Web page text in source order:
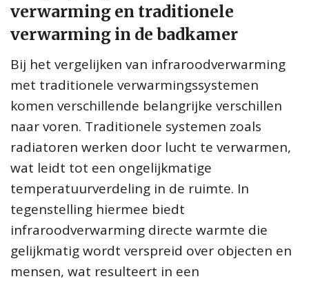
verwarming en traditionele
verwarming in de badkamer
Bij het vergelijken van infraroodverwarming
met traditionele verwarmingssystemen
komen verschillende belangrijke verschillen
naar voren. Traditionele systemen zoals
radiatoren werken door lucht te verwarmen,
wat leidt tot een ongelijkmatige
temperatuurverdeling in de ruimte. In
tegenstelling hiermee biedt
infraroodverwarming directe warmte die
gelijkmatig wordt verspreid over objecten en
mensen, wat resulteert in een